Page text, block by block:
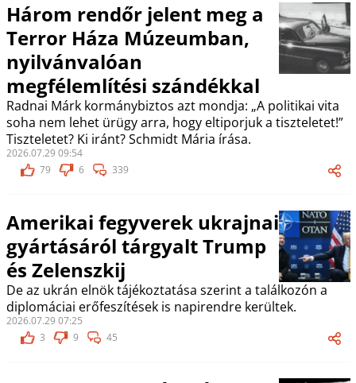
Három rendőr jelent meg a
Terror Háza Múzeumban,
nyilvánvalóan
megfélemlítési szándékkal
Radnai Márk kormánybiztos azt mondja: „A politikai vita
soha nem lehet ürügy arra, hogy eltiporjuk a tiszteletet!”
Tiszteletet? Ki iránt? Schmidt Mária írása.
2026.07.29 09:54
79
6 339
Amerikai fegyverek ukrajnai
gyártásáról tárgyalt Trump
és Zelenszkij
De az ukrán elnök tájékoztatása szerint a találkozón a
diplomáciai erőfeszítések is napirendre kerültek.
2026.07.29 07:25
3
9 45